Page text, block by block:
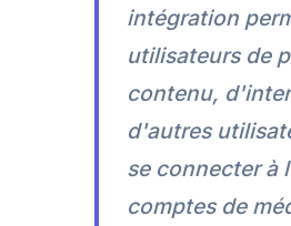
intégration
utilisateurs de
contenu,
d'autres
se connecter à
comptes de